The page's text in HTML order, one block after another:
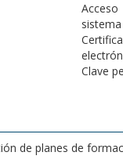
Clave
de planes de